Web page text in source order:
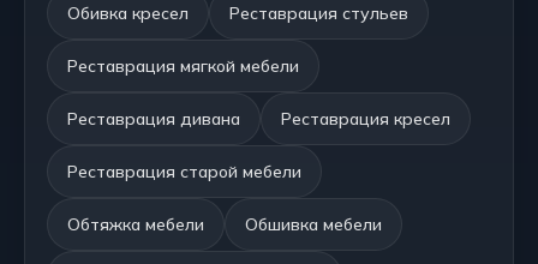
Обивка кресел Реставрация стульев
Реставрация мягкой мебели
Реставрация дивана Реставрация кресел
Реставрация старой мебели
Обтяжка мебели Обшивка мебели